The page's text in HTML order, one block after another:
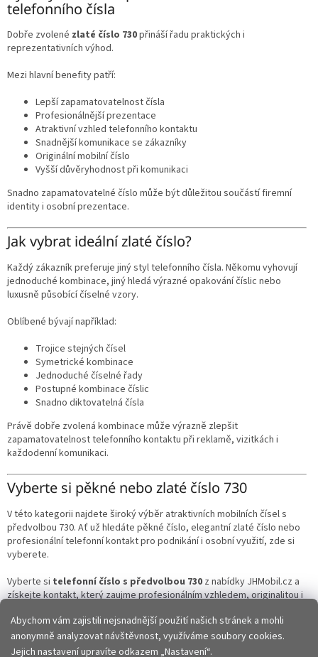
Abychom vám zajistili nejsnadnější použití našich stránek a mohli
anonymně analyzovat návštěvnost, využíváme soubory cookies.
Jejich nastavení upravíte odkazem „Nastavení“.
telefonního čísla
Dobře zvolené zlaté číslo 730přináší řadu praktických i
reprezentativních výhod.
Mezi hlavní benefity patří:
Lepší zapamatovatelnost čísla
Profesionálnější prezentace
Atraktivní vzhled telefonního kontaktu
Snadnější komunikace se zákazníky
Originální mobilní číslo
Vyšší důvěryhodnost při komunikaci
Snadno zapamatovatelné číslo může být důležitou součástí firemní
identity i osobní prezentace.
Jak vybrat ideální zlaté číslo?
Každý zákazník preferuje jiný styl telefonního čísla. Někomu vyhovují
jednoduché kombinace, jiný hledá výrazné opakování číslic nebo
luxusně působící číselné vzory.
Oblíbené bývají například:
Trojice stejných čísel
Symetrické kombinace
Jednoduché číselné řady
Postupné kombinace číslic
Snadno diktovatelná čísla
Právě dobře zvolená kombinace může výrazně zlepšit
zapamatovatelnost telefonního kontaktu při reklamě, vizitkách i
každodenní komunikaci.
Vyberte si pěkné nebo zlaté číslo 730
V této kategorii najdete široký výběr atraktivních mobilních čísel s
předvolbou 730. Ať už hledáte pěkné číslo, elegantní zlaté číslo nebo
profesionální telefonní kontakt pro podnikání i osobní využití, zde si
vyberete.
Vyberte si telefonní číslo s předvolbou 730 z nabídky JHMobil.cz a
získejte kontakt, který zaujme profesionálním vzhledem, originalitou i